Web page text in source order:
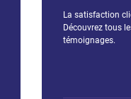
Extrait :
La satisfaction
Découvrez tous
témoignages.